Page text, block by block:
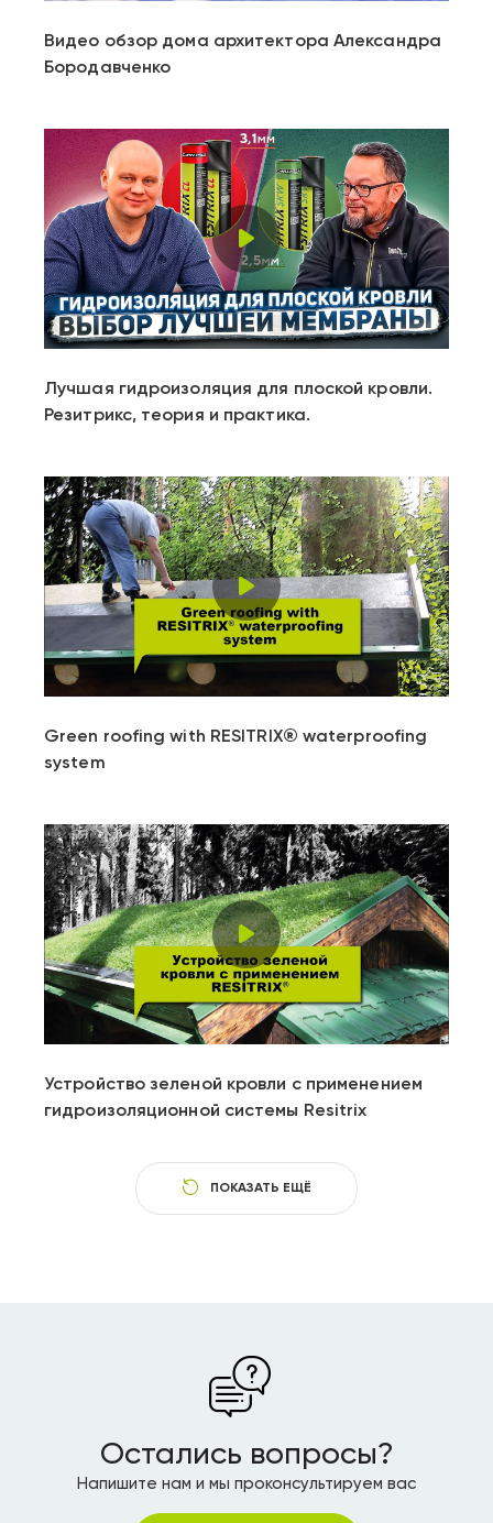
Видео обзор дома архитектора Александра
Бородавченко
Play
Video
Лучшая гидроизоляция для плоской кровли.
Резитрикс, теория и практика.
Play
Video
Green roofing with RESITRIX® waterproofing
system
Play
Video
Устройство зеленой кровли с применением
гидроизоляционной системы Resitrix
ПОКАЗАТЬ ЕЩЁ
Остались вопросы?
Напишите нам и мы проконсультируем вас